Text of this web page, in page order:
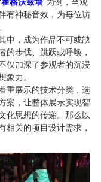
霍格沃兹墙”为例，当观
有神秘音效，为每位访
中，成为作品不可或缺
的步伐、跳跃或呼唤，
仅加深了参观者的沉浸
象力。
重展示的技术分类，选
案，让整体展示实现智
化思想的传递。那么以
相关的项目设计需求，